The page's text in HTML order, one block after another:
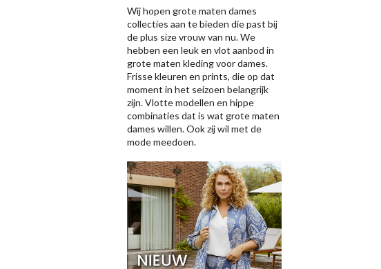
Wij hopen grote maten dames
collecties aan te bieden die past bij
de plus size vrouw van nu. We
hebben een leuk en vlot aanbod in
grote maten kleding voor dames.
Frisse kleuren en prints, die op dat
moment in het seizoen belangrijk
zijn. Vlotte modellen en hippe
combinaties dat is wat grote maten
dames willen. Ook zij wil met de
mode meedoen.